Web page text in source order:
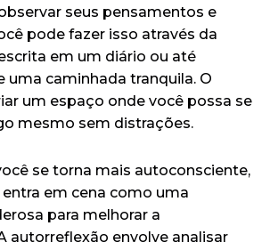
seus pensamentos e
pode fazer isso através da
em um diário ou até
uma caminhada tranquila. O
um espaço onde você possa se
mesmo sem distrações.
se torna mais autoconsciente,
em cena como uma
para melhorar a
autorreflexão envolve analisar